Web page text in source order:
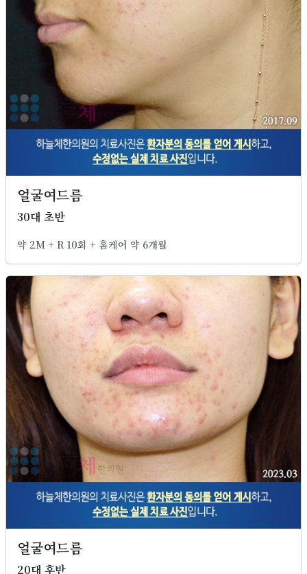
얼굴여드름
30대 초반
약 2M + R 10회 + 홈케어 약 6개월
얼굴여드름
20대 후반